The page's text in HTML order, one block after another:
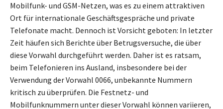
Mobilfunk- und GSM-Netzen, was es zu einem attraktiven
Ort für internationale Geschäftsgespräche und private
Telefonate macht. Dennoch ist Vorsicht geboten: In letzter
Zeit häufen sich Berichte über Betrugsversuche, die über
diese Vorwahl durchgeführt werden. Daher ist es ratsam,
beim Telefonieren ins Ausland, insbesondere bei der
Verwendung der Vorwahl 0066, unbekannte Nummern
kritisch zu überprüfen. Die Festnetz- und
Mobilfunknummern unter dieser Vorwahl können variieren,